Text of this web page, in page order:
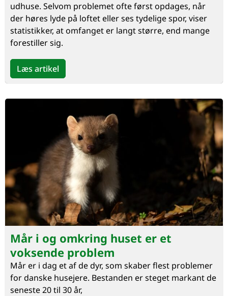
udhuse. Selvom problemet ofte først opdages, når
der høres lyde på loftet eller ses tydelige spor, viser
statistikker, at omfanget er langt større, end mange
forestiller sig.
Læs artikel
Mår i og omkring huset er et
voksende problem
Mår er i dag et af de dyr, som skaber flest problemer
for danske husejere. Bestanden er steget markant de
seneste 20 til 30 år,